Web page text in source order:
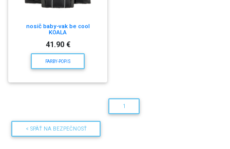
nosič baby-vak be cool
KOALA
41.90 €
FARBY-POPIS
1
< SPÄŤ NA BEZPEČNOSŤ